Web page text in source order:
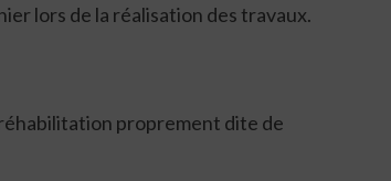
lors de la réalisation des travaux.
proprement dite de